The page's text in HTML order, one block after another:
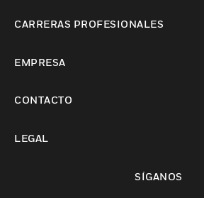
CARRERAS PROFESIONALES
EMPRESA
CONTACTO
LEGAL
SÍGANOS